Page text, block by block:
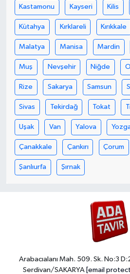
Kastamonu Kayseri Kilis
Kütahya Kırklareli Kırıkkale
Malatya Manisa Mardin
Muş Nevşehir Niğde
Rize Sakarya Samsun
Sivas Tekirdağ Tokat
Uşak Van Yalova
Çanakkale Çankırı Çorum
Şanlıurfa Şırnak
Arabacıalanı Mah. 509. Sk. No:3
Serdivan/SAKARYA [email